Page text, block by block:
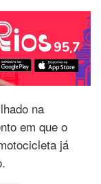
na
em que o
já